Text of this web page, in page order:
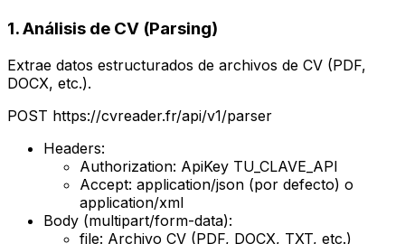
1. Análisis de CV (Parsing)
Extrae datos estructurados de archivos de CV (PDF,
DOCX, etc.).
POST https://cvreader.fr/api/v1/parser
Headers:
Authorization: ApiKey TU_CLAVE_API
Accept: application/json (por defecto) o
application/xml
Body (multipart/form-data):
file: Archivo CV (PDF, DOCX, TXT, etc.)